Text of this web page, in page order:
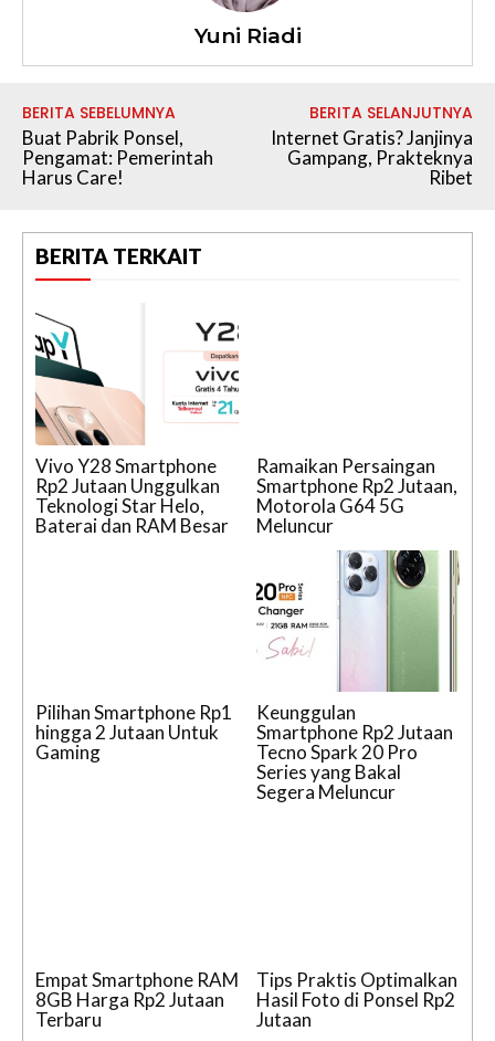
Yuni Riadi
BERITA SEBELUMNYA
Buat Pabrik Ponsel,
Pengamat: Pemerintah
Harus Care!
BERITA SELANJUTNYA
Internet Gratis? Janjinya
Gampang, Prakteknya
Ribet
BERITA TERKAIT
Vivo Y28 Smartphone
Rp2 Jutaan Unggulkan
Teknologi Star Helo,
Baterai dan RAM Besar
Ramaikan Persaingan
Smartphone Rp2 Jutaan,
Motorola G64 5G
Meluncur
Pilihan Smartphone Rp1
hingga 2 Jutaan Untuk
Gaming
Keunggulan
Smartphone Rp2 Jutaan
Tecno Spark 20 Pro
Series yang Bakal
Segera Meluncur
Empat Smartphone RAM
8GB Harga Rp2 Jutaan
Terbaru
Tips Praktis Optimalkan
Hasil Foto di Ponsel Rp2
Jutaan